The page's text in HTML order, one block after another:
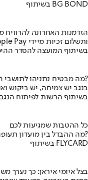
בשיתוף BG BOND
הזדמנות האחרונה להרוויח
יחסי הימור משופרים, הפקדות ב-Apple Pay ותשלום זכיות מיידי
בשיתוף המועצה להסדר
מה מבטיח נתניהו לתושבי הנגב?
בנגב יש צמיחה, יש ביקוש
בשיתוף הרשות לפיתוח הנגב
כל ההטבות שמגיעות לכם
מה ההבדל בין מועדון תעופה וכרטיס אשראי?
בשיתוף FLYCARD
בצל איומי איראן: כך נערך